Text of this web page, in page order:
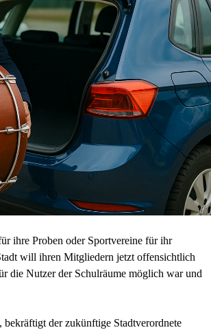
ihre Proben oder Sportvereine für ihr
will ihren Mitgliedern jetzt offensichtlich
die Nutzer der Schulräume möglich war und
bekräftigt der zukünftige Stadtverordnete